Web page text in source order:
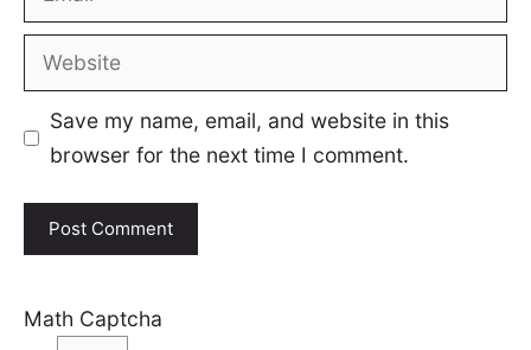
Website
Save my name, email, and website in this
browser for the next time I comment.
Math Captcha